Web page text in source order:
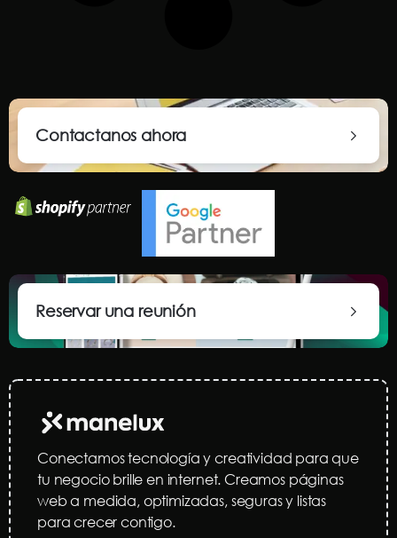
Contactanos ahora
Reservar una reunión
Conectamos tecnología y creatividad para que
tu negocio brille en internet. Creamos páginas
web a medida, optimizadas, seguras y listas
para crecer contigo.